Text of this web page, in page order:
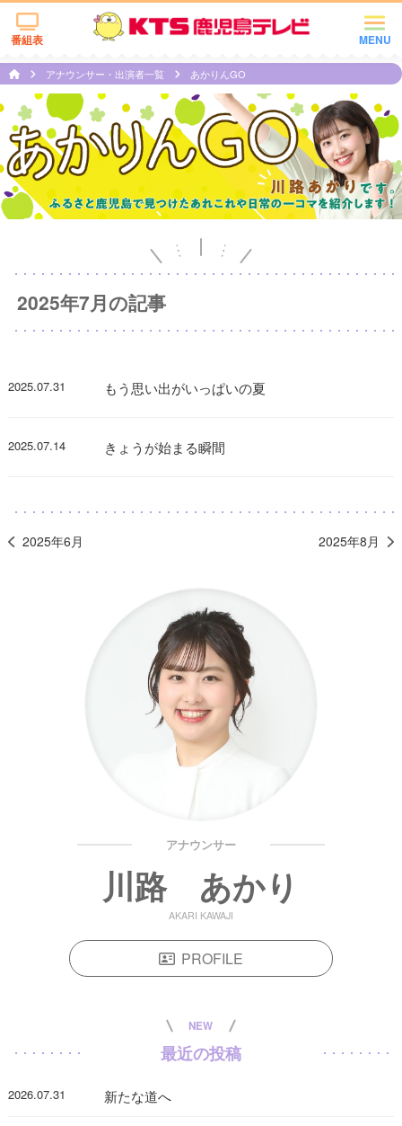
MENU
番組表
アナウンサー・出演者一覧 あかりんGO
2025年7月の記事
2025.07.31 もう思い出がいっぱいの夏
2025.07.14 きょうが始まる瞬間
2025年6月 2025年8月
アナウンサー
川路 あかり
AKARI KAWAJI
PROFILE
NEW
最近の投稿
2026.07.31 新たな道へ